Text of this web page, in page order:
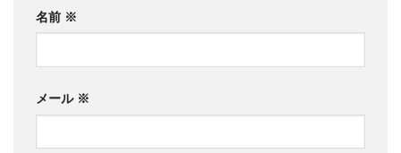
名前 ※
メール ※